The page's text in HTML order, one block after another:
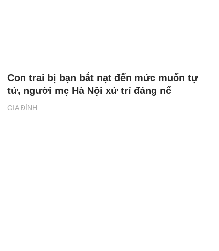
GIA ĐÌNH
Con trai bị bạn bắt nạt đến mức muốn tự
tử, người mẹ Hà Nội xử trí đáng nể